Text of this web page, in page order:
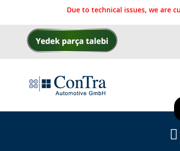
Due to technical issues, we are
İçeriğe